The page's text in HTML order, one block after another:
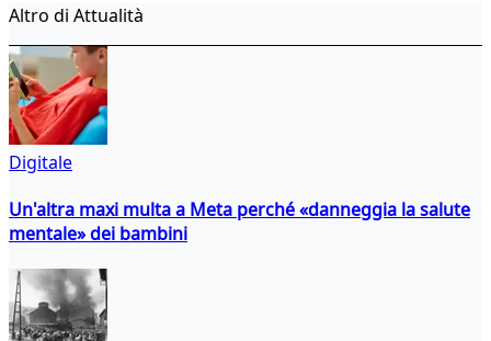
Altro di Attualità
Digitale
Un'altra maxi multa a Meta perché «danneggia la salute
mentale» dei bambini